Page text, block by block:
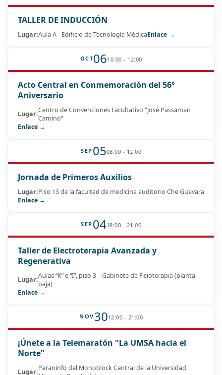
TALLER DE INDUCCIÓN
Lugar:Aula A - Edificio de Tecnología MédicaEnlace →
OCT0610:00 - 12:00
Acto Central en Conmemoración del 56°
Aniversario
Lugar:Centro de Convenciones Facultativo "José Passaman
Camino"
Enlace →
SEP 0508:00 - 12:00
Jornada de Primeros Auxilios
Lugar:Piso 13 de la facultad de medicina auditorio Che Guevara
Enlace →
SEP 0418:00 - 21:00
Taller de Electroterapia Avanzada y
Regenerativa
Lugar:Aulas “K” e “I”, piso 3 – Gabinete de Fisioterapia (planta
baja)
Enlace →
NOV 3012:00 - 21:00
¡Únete a la Telemaratón "La UMSA hacia el
Norte"
Lugar:Paraninfo del Monoblock Central de la Universidad